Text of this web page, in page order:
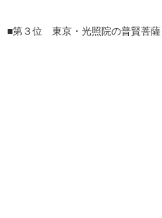
■第３位 東京・光照院の普賢菩薩